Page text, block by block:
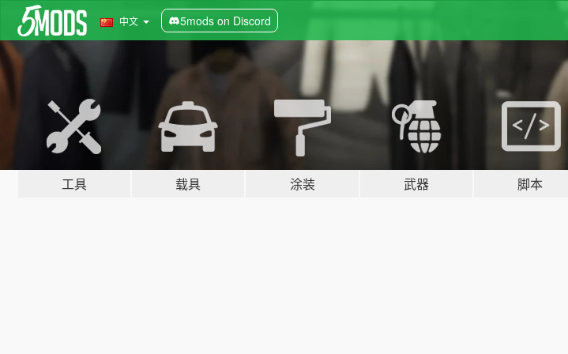
中文 5mods on Discord
工具 载具 涂装 武器 脚本